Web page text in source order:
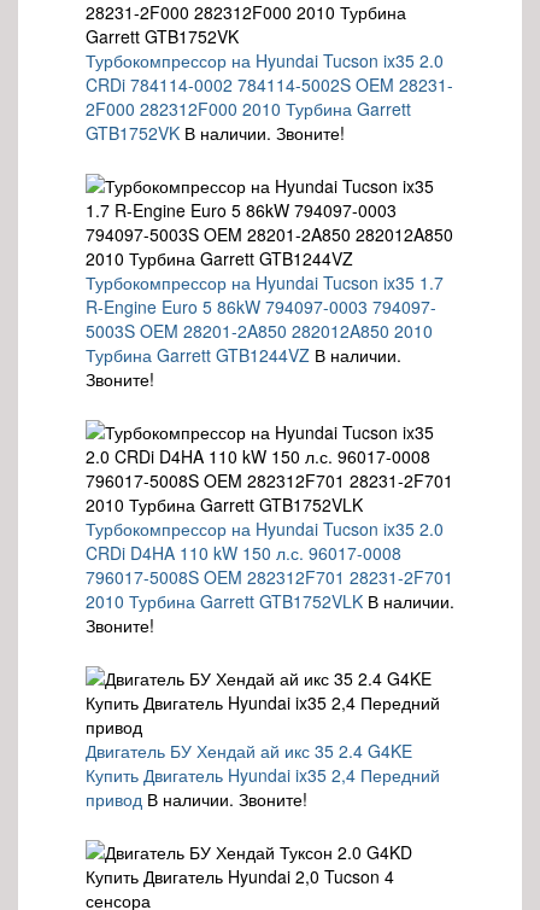
Турбокомпрессор на Hyundai Tucson ix35 2.0
CRDi 784114-0002 784114-5002S OEM 28231-
2F000 282312F000 2010 Турбина Garrett
GTB1752VK В наличии. Звоните!
Турбокомпрессор на Hyundai Tucson ix35 1.7
R-Engine Euro 5 86kW 794097-0003 794097-
5003S OEM 28201-2A850 282012A850 2010
Турбина Garrett GTB1244VZ В наличии.
Звоните!
Турбокомпрессор на Hyundai Tucson ix35 2.0
CRDi D4HA 110 kW 150 л.с. 96017-0008
796017-5008S OEM 282312F701 28231-2F701
2010 Турбина Garrett GTB1752VLK В наличии.
Звоните!
Двигатель БУ Хендай ай икс 35 2.4 G4KE
Купить Двигатель Hyundai ix35 2,4 Передний
привод В наличии. Звоните!